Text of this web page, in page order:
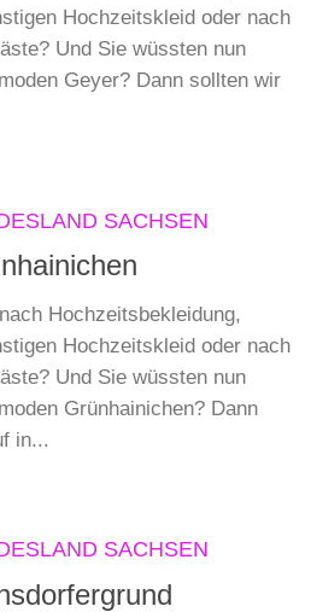
Hochzeitskleid oder nach
Und Sie wüssten nun
Geyer? Dann sollten wir
SACHSEN
Hochzeitsbekleidung,
Hochzeitskleid oder nach
Und Sie wüssten nun
Grünhainichen? Dann
in...
SACHSEN